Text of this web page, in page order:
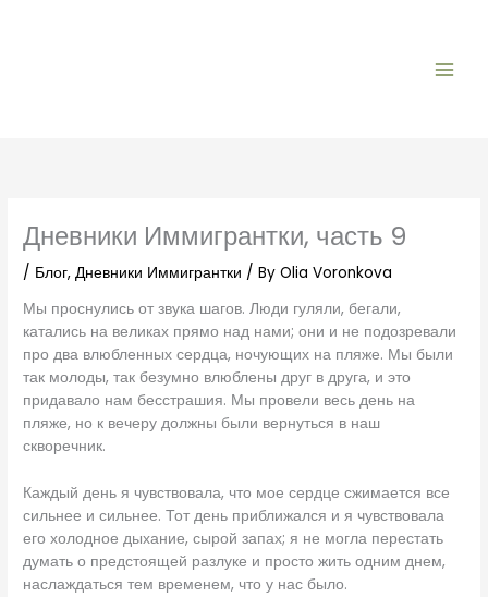
Дневники Иммигрантки, часть 9
/ Блог,Дневники Иммигрантки / ByOlia Voronkova
Мы проснулись от звука шагов. Люди гуляли, бегали,
катались на великах прямо над нами; они и не подозревали
про два влюбленных сердца, ночующих на пляже. Мы были
так молоды, так безумно влюблены друг в друга, и это
придавало нам бесстрашия. Мы провели весь день на
пляже, но к вечеру должны были вернуться в наш
скворечник.
Каждый день я чувствовала, что мое сердце сжимается все
сильнее и сильнее. Тот день приближался и я чувствовала
его холодное дыхание, сырой запах; я не могла перестать
думать о предстоящей разлуке и просто жить одним днем,
наслаждаться тем временем, что у нас было.